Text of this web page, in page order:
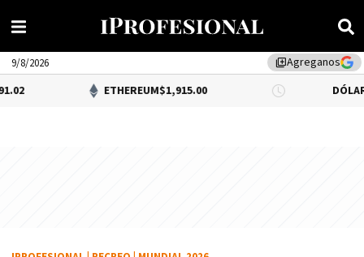
library_addAgreganos
9/8/2026
ETHEREUM$1,915.00 DÓLAR BNA